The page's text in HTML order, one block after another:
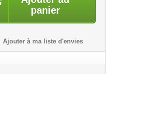
panier
Ajouter à ma liste d'envies